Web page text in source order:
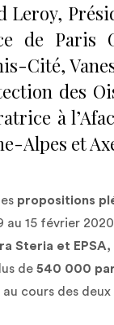
de Paris
Cité,
des
à
Alpes et
propositions
au 15 février
Steria et
de 540 000
cours des deux